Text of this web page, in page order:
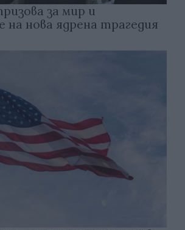
за мир и
на нова ядрена трагедия